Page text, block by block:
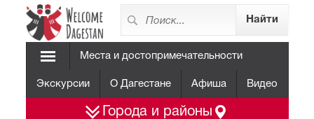
Места и достопримечательности
Экскурсии О Дагестане Афиша Видео
Города и районы